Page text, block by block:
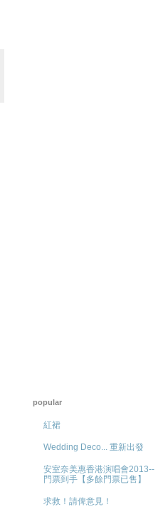
popular
紅裙
Wedding Deco... 重新出發
安室奈美惠香港演唱會2013--
門票到手【多餘門票已售】
求救！請俾意見！